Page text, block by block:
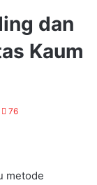
dan
Kaum
76
metode